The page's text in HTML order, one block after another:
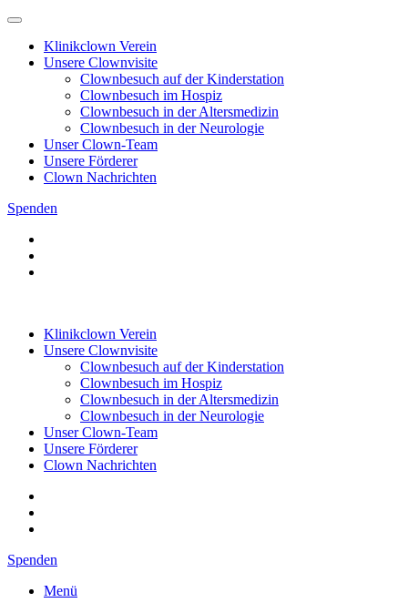
Klinikclown Verein
Unsere Clownvisite
Clownbesuch auf der Kinderstation
Clownbesuch im Hospiz
Clownbesuch in der Altersmedizin
Clownbesuch in der Neurologie
Unser Clown-Team
Unsere Förderer
Clown Nachrichten
Spenden
Klinikclown Verein
Unsere Clownvisite
Clownbesuch auf der Kinderstation
Clownbesuch im Hospiz
Clownbesuch in der Altersmedizin
Clownbesuch in der Neurologie
Unser Clown-Team
Unsere Förderer
Clown Nachrichten
Spenden
Menü